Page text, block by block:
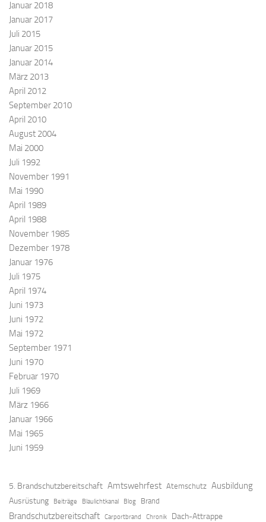
Januar 2018
Januar 2017
Juli 2015
Januar 2015
Januar 2014
März 2013
April 2012
September 2010
April 2010
August 2004
Mai 2000
Juli 1992
November 1991
Mai 1990
April 1989
April 1988
November 1985
Dezember 1978
Januar 1976
Juli 1975
April 1974
Juni 1973
Juni 1972
Mai 1972
September 1971
Juni 1970
Februar 1970
Juli 1969
März 1966
Januar 1966
Mai 1965
Juni 1959
5. Brandschutzbereitschaft Amtswehrfest Atemschutz Ausbildung
Ausrüstung Beiträge Blaulichtkanal Blog Brand
Brandschutzbereitschaft Carportbrand Chronik
Dach-Attrappe